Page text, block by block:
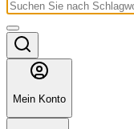
Mein Konto